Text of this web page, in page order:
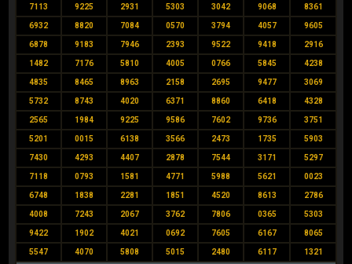
7113 9225 2931 5303 3042 9068 8361
6932 8820 7084 0570 3794 4057 9605
6878 9183 7946 2393 9522 9418 2916
1482 7176 5810 4005 0766 5845 4238
4835 8465 8963 2158 2695 9477 3069
5732 8743 4020 6371 8860 6418 4328
2565 1984 9225 9586 7602 9736 3751
5201 0015 6138 3566 2473 1735 5903
7430 4293 4407 2878 7544 3171 5297
7118 0793 1581 4771 5988 5621 0023
6748 1838 2281 1851 4520 8613 2786
4008 7243 2067 3762 7806 0365 5303
9422 1902 4021 0692 7605 6167 8065
5547 4070 5808 5015 2480 6117 1321